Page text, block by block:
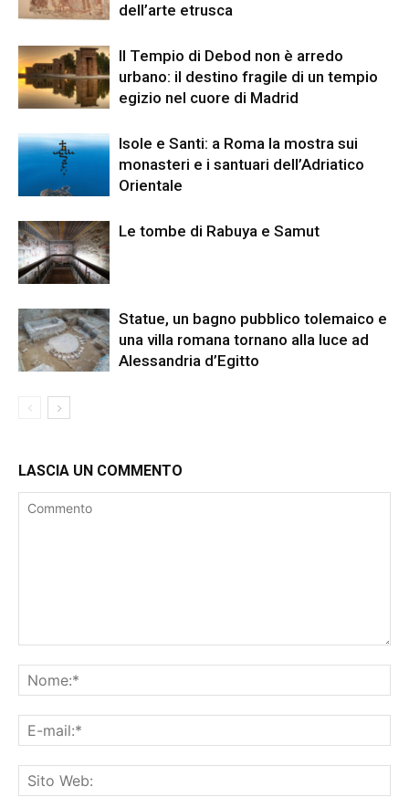
dell’arte etrusca
Il Tempio di Debod non è arredo
urbano: il destino fragile di un tempio
egizio nel cuore di Madrid
Isole e Santi: a Roma la mostra sui
monasteri e i santuari dell’Adriatico
Orientale
Le tombe di Rabuya e Samut
Statue, un bagno pubblico tolemaico e
una villa romana tornano alla luce ad
Alessandria d’Egitto
LASCIA UN COMMENTO